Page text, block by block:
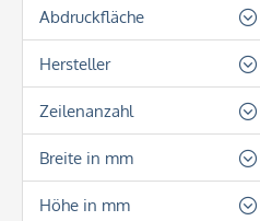
Colop Classic Line
Colop Expert Line
Colop Printer Line
Abdruckfläche
Rechteckig
Rund
Hersteller
Colop
Zeilenanzahl
2 Zeilen
4 Zeilen
Breite in mm
24
Höhe in mm